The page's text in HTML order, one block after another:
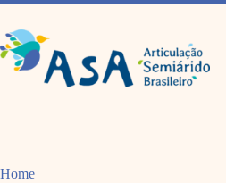
Pular
o
conteúdo
Home